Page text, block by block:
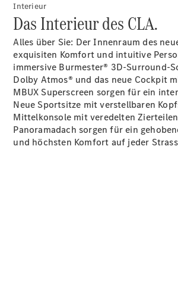
Ersatzteile
Accessories
Digitale
Broschüre
Fahrzeugzubehör
Interieur
Das Interieur des CLA.
Alles über Sie: Der Innenraum des
exquisiten Komfort und intuitive
immersive Burmester® 3D-Surround-
Dolby Atmos® und das neue Cockpit
MBUX Superscreen sorgen für ein
Neue Sportsitze mit verstellbaren
Mittelkonsole mit veredelten
Panoramadach sorgen für ein
und höchsten Komfort auf jeder